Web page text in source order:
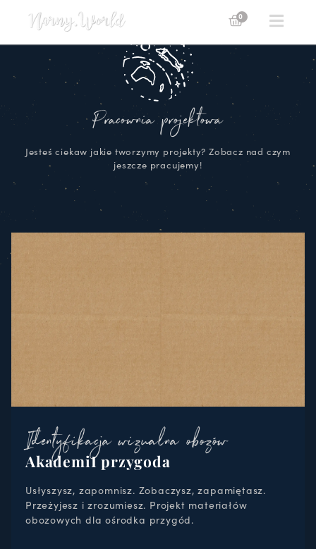
0
Pracownia projektowa
Jesteś ciekaw jakie tworzymy projekty? Zobacz nad czym
jeszcze pracujemy!
Identyfikacja wizualna obozów
AkademiI przygoda
Usłyszysz, zapomnisz. Zobaczysz, zapamiętasz.
Przeżyjesz i zrozumiesz. Projekt materiałów
obozowych dla ośrodka przygód.